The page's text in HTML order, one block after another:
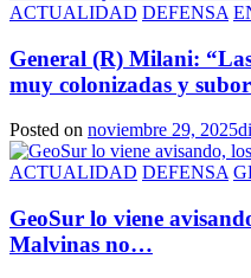
ACTUALIDAD DEFENSA
General (R) Milani:
muy colonizadas y
Posted on noviembre 29, 2025
ACTUALIDAD DEFENSA
GeoSur lo viene
Malvinas no…